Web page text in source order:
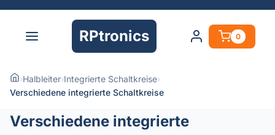
RPtronics 0
›Halbleiter›Integrierte Schaltkreise›
Verschiedene integrierte Schaltkreise
Verschiedene integrierte